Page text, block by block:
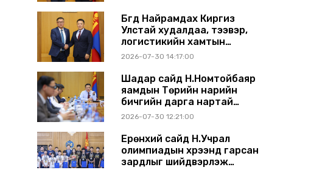
Бүгд Найрамдах Киргиз
Улстай худалдаа, тээвэр,
логистикийн хамтын
ажиллагааг өргөжүүлнэ
2026-07-30 14:17:00
Шадар сайд Н.Номтойбаяр
яамдын Төрийн нарийн
бичгийн дарга нартай
шуурхай хуралдлаа
2026-07-30 12:21:00
Ерөнхий сайд Н.Учрал
олимпиадын хүрээнд гарсан
зардлыг шийдвэрлэж